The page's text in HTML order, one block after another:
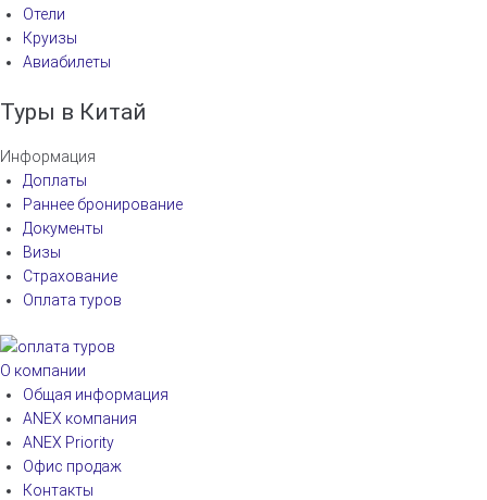
Отели
Круизы
Авиабилеты
Туры в Китай
Информация
Доплаты
Раннее бронирование
Документы
Визы
Страхование
Оплата туров
О компании
Общая информация
ANEX компания
ANEX Priority
Офис продаж
Контакты